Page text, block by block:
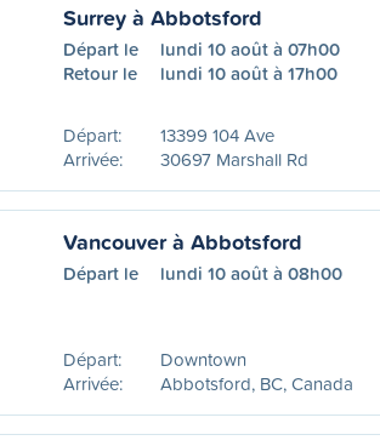
Surrey à Abbotsford
Départ le
lundi 10 août à 07h00
Retour le
lundi 10 août à 17h00
Départ:
13399 104 Ave
Arrivée:
30697 Marshall Rd
Vancouver à Abbotsford
Départ le lundi 10 août à 08h00
Départ:
Downtown
Arrivée:
Abbotsford, BC, Canada